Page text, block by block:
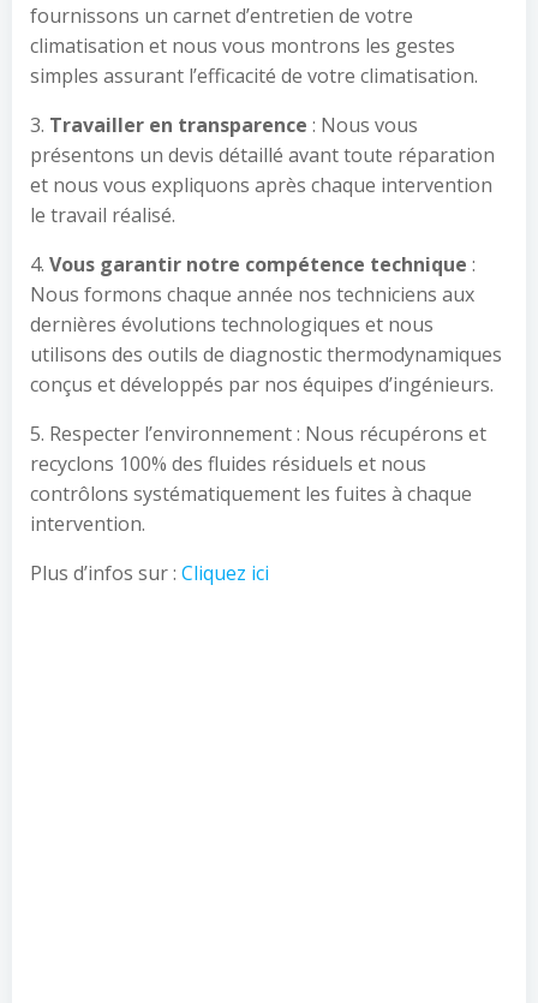
fournissons un carnet d’entretien de votre
climatisation et nous vous montrons les gestes
simples assurant l’efficacité de votre climatisation.
3. Travailler en transparence : Nous vous
présentons un devis détaillé avant toute réparation
et nous vous expliquons après chaque intervention
le travail réalisé.
4. Vous garantir notre compétence technique :
Nous formons chaque année nos techniciens aux
dernières évolutions technologiques et nous
utilisons des outils de diagnostic thermodynamiques
conçus et développés par nos équipes d’ingénieurs.
5. Respecter l’environnement : Nous récupérons et
recyclons 100% des fluides résiduels et nous
contrôlons systématiquement les fuites à chaque
intervention.
Plus d’infos sur : Cliquez ici